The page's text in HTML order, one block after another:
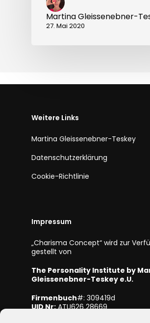
Martina Gleissenebner-
27. Mai 2020
Weitere Links
Martina Gleissenebner-Teskey
Datenschutzerklärung
Cookie-Richtlinie
Impressum
„Charisma Concept“ wird zur
gestellt von
The Personality Institute by
Gleissenebner-Teskey e.U.
Firmenbuch#: 309419d
UID Nr:ATU626 28669